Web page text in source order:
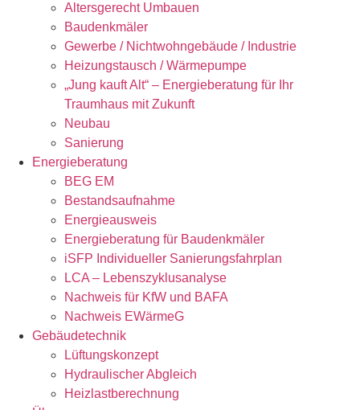
Altersgerecht Umbauen
Baudenkmäler
Gewerbe / Nichtwohngebäude / Industrie
Heizungstausch / Wärmepumpe
„Jung kauft Alt“ – Energieberatung für Ihr
Traumhaus mit Zukunft
Neubau
Sanierung
Energieberatung
BEG EM
Bestandsaufnahme
Energieausweis
Energieberatung für Baudenkmäler
iSFP Individueller Sanierungsfahrplan
LCA – Lebenszyklusanalyse
Nachweis für KfW und BAFA
Nachweis EWärmeG
Gebäudetechnik
Lüftungskonzept
Hydraulischer Abgleich
Heizlastberechnung